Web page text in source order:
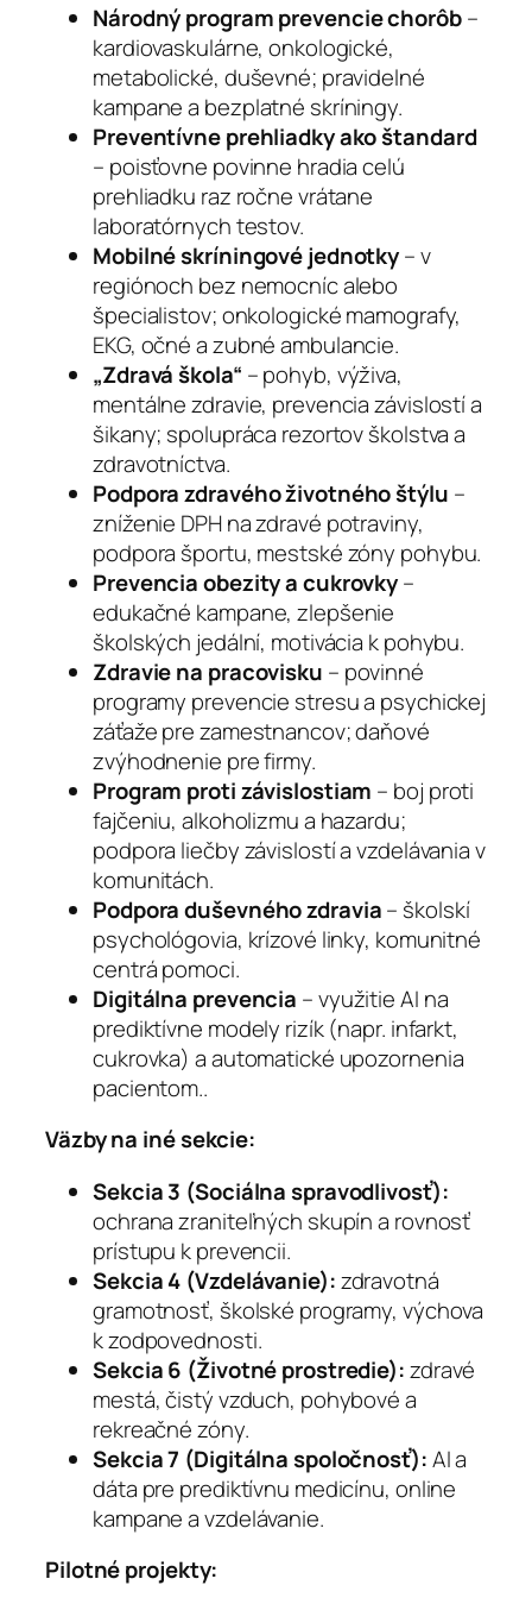
Národný program prevencie chorôb–
kardiovaskulárne, onkologické,
metabolické, duševné; pravidelné
kampane a bezplatné skríningy.
Preventívne prehliadky ako štandard
– poisťovne povinne hradia celú
prehliadku raz ročne vrátane
laboratórnych testov.
Mobilné skríningové jednotky– v
regiónoch bez nemocníc alebo
špecialistov; onkologické mamografy,
EKG, očné a zubné ambulancie.
„Zdravá škola“ – pohyb, výživa,
mentálne zdravie, prevencia závislostí a
šikany; spolupráca rezortov školstva a
zdravotníctva.
Podpora zdravého životného štýlu –
zníženie DPH na zdravé potraviny,
podpora športu, mestské zóny pohybu.
Prevencia obezity a cukrovky–
edukačné kampane, zlepšenie
školských jedální, motivácia k pohybu.
Zdravie na pracovisku – povinné
programy prevencie stresu a psychickej
záťaže pre zamestnancov; daňové
zvýhodnenie pre firmy.
Program proti závislostiam – boj proti
fajčeniu, alkoholizmu a hazardu;
podpora liečby závislostí a vzdelávania v
komunitách.
Podpora duševného zdravia– školskí
psychológovia, krízové linky, komunitné
centrá pomoci.
Digitálna prevencia – využitie AI na
prediktívne modely rizík (napr. infarkt,
cukrovka) a automatické upozornenia
pacientom..
Väzby na iné sekcie:
Sekcia 3 (Sociálna spravodlivosť):
ochrana zraniteľných skupín a rovnosť
prístupu k prevencii.
Sekcia 4 (Vzdelávanie):zdravotná
gramotnosť, školské programy, výchova
k zodpovednosti.
Sekcia 6 (Životné prostredie):zdravé
mestá, čistý vzduch, pohybové a
rekreačné zóny.
Sekcia 7 (Digitálna spoločnosť):AI a
dáta pre prediktívnu medicínu, online
kampane a vzdelávanie.
Pilotné projekty: